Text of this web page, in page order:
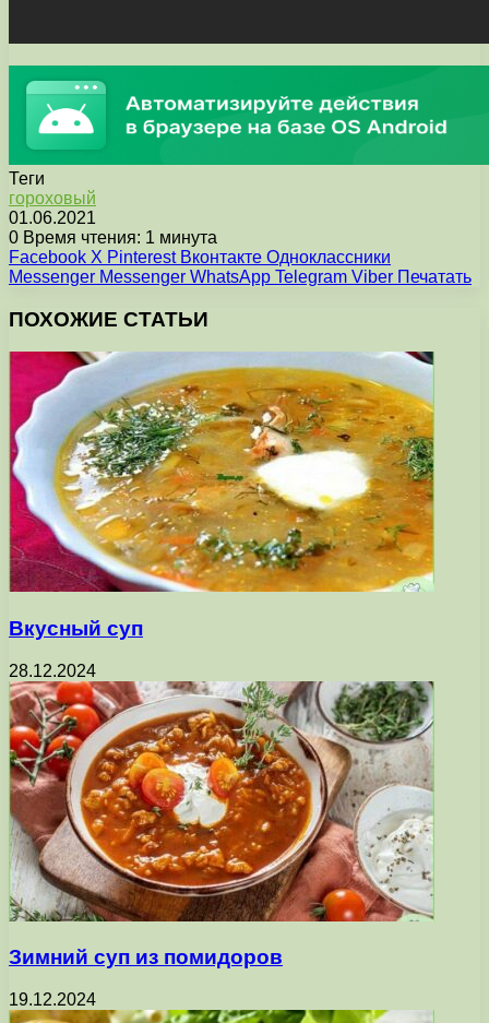
Теги
гороховый
01.06.2021
0 Время чтения: 1 минута
Facebook X Pinterest Вконтакте Одноклассники
Messenger Messenger WhatsApp Telegram Viber Печатать
ПОХОЖИЕ СТАТЬИ
Вкусный суп
28.12.2024
Зимний суп из помидоров
19.12.2024